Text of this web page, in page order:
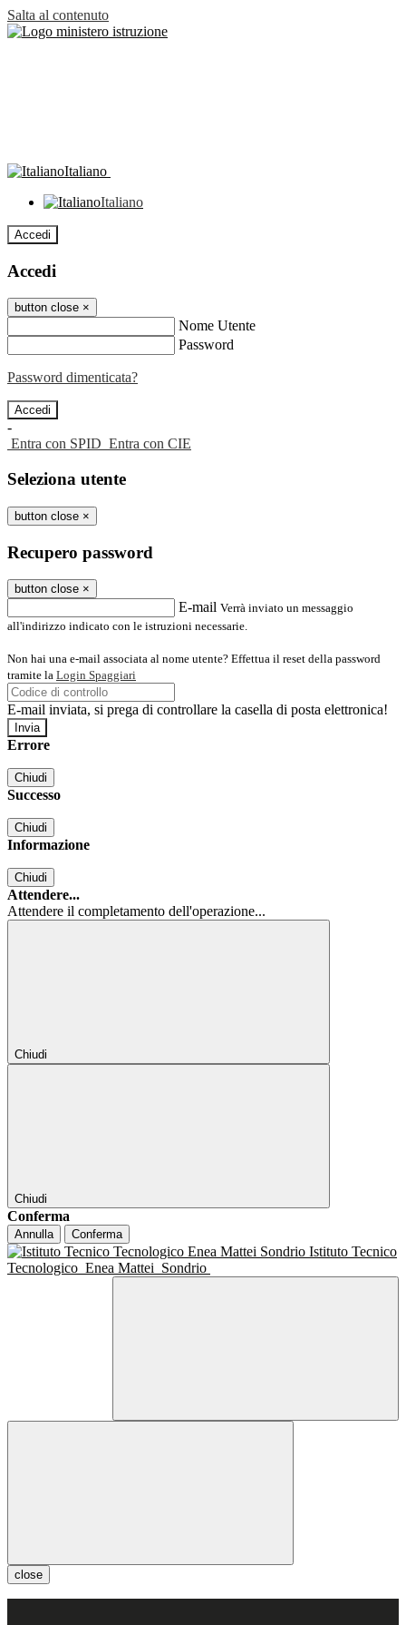
Salta al contenuto
Italiano
Italiano
Accedi
Accedi
button close ×
Nome Utente
Password
Password dimenticata?
-
Entra con SPID Entra con CIE
Seleziona utente
button close ×
Recupero password
button close ×
E-mail Verrà inviato un messaggio
all'indirizzo indicato con le istruzioni necessarie.
Non hai una e-mail associata al nome utente? Effettua il reset della password
tramite la Login Spaggiari
E-mail inviata, si prega di controllare la casella di posta elettronica!
Errore
Chiudi
Successo
Chiudi
Informazione
Chiudi
Attendere...
Attendere il completamento dell'operazione...
Chiudi
Chiudi
Conferma
Annulla Conferma
Istituto Tecnico
Tecnologico Enea Mattei Sondrio
close